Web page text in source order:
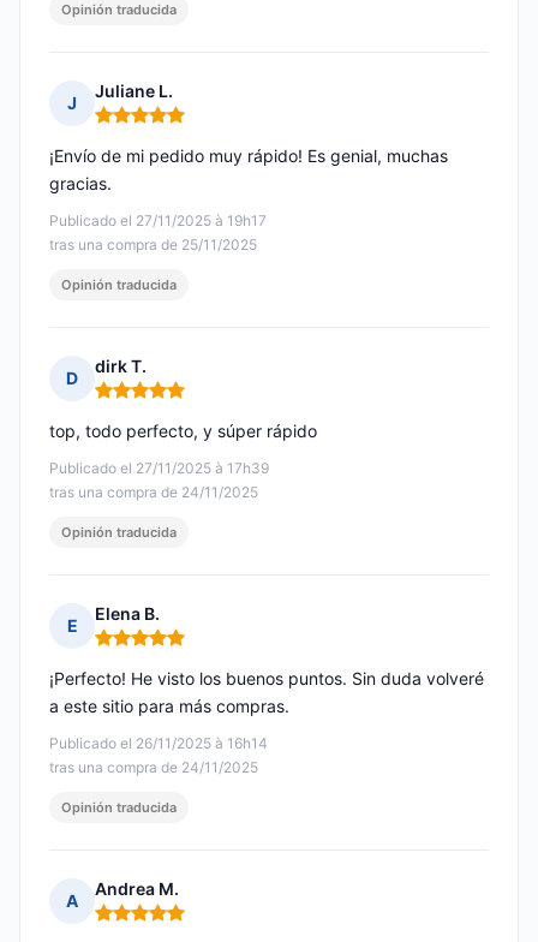
Opinión traducida
J
Juliane L.
Nota: 5 de 5
Publicado el 27/11/2025 à 19h17
tras una compra de 25/11/2025
¡Envío de mi pedido muy rápido! Es genial, muchas
gracias.
Opinión traducida
D
dirk T.
Nota: 5 de 5
Publicado el 27/11/2025 à 17h39
tras una compra de 24/11/2025
top, todo perfecto, y súper rápido
Opinión traducida
E
Elena B.
Nota: 5 de 5
Publicado el 26/11/2025 à 16h14
tras una compra de 24/11/2025
¡Perfecto! He visto los buenos puntos. Sin duda volveré
a este sitio para más compras.
Opinión traducida
A
Andrea M.
Nota: 5 de 5